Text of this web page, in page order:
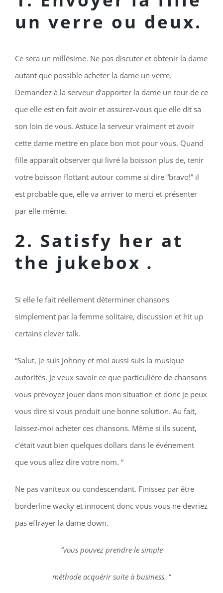
un verre ou deux.
Ce sera un millésime. Ne pas discuter et obtenir la dame
autant que possible acheter la dame un verre.
Demandez à la serveur d’apporter la dame un tour de ce
que elle est en fait avoir et assurez-vous que elle dit sa
son loin de vous. Astuce la serveur vraiment et avoir
cette dame mettre en place bon mot pour vous. Quand
fille apparaît observer qui livré la boisson plus de, tenir
votre boisson flottant autour comme si dire “bravo!” il
est probable que, elle va arriver to merci et présenter
par elle-même.
2. Satisfy her at
the jukebox .
Si elle le fait réellement déterminer chansons
simplement par la femme solitaire, discussion et hit up
certains clever talk.
“Salut, je suis Johnny et moi aussi suis la musique
autorités. Je veux savoir ce que particulière de chansons
vous prévoyez jouer dans mon situation et donc je peux
vous dire si vous produit une bonne solution. Au fait,
laissez-moi acheter ces chansons. Même si ils sucent,
c’était vaut bien quelques dollars dans le événement
que vous allez dire votre nom. “
Ne pas vaniteux ou condescendant. Finissez par être
borderline wacky et innocent donc vous vous ne devriez
pas effrayer la dame down.
“vous pouvez prendre le simple
méthode acquérir suite à business. “